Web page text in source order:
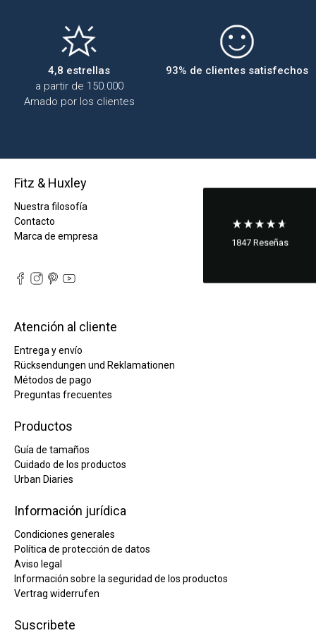
1847 Reseñas
4,8 estrellas
a partir de 150.000
Amado por los clientes
93% de clientes satisfechos
Fitz & Huxley
Nuestra filosofía
Contacto
Marca de empresa
Atención al cliente
Entrega y envío
Rücksendungen und Reklamationen
Métodos de pago
Preguntas frecuentes
Productos
Guía de tamaños
Cuidado de los productos
Urban Diaries
Información jurídica
Condiciones generales
Política de protección de datos
Aviso legal
Información sobre la seguridad de los productos
Vertrag widerrufen
Suscribete